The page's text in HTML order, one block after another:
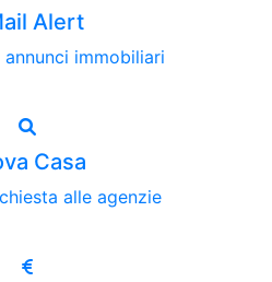
Alert
immobiliari
Casa
alle agenzie